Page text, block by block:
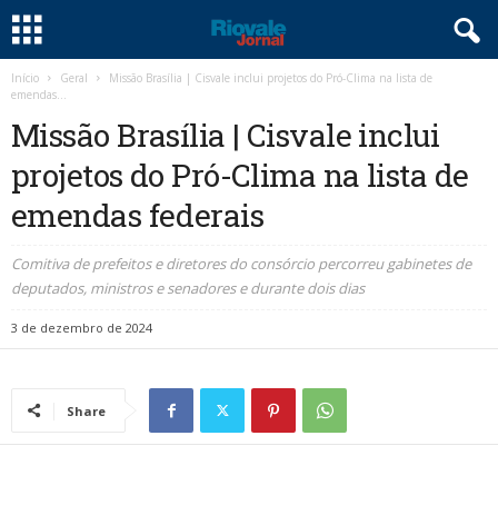
Início Geral
Missão Brasília | Cisvale inclui projetos do Pró-Clima na lista de
emendas...
Missão Brasília | Cisvale inclui
projetos do Pró-Clima na lista de
emendas federais
Comitiva de prefeitos e diretores do consórcio percorreu gabinetes de
deputados, ministros e senadores e durante dois dias
3 de dezembro de 2024
Share